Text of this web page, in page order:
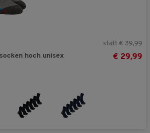
hoch unisex
statt € 39,99
€ 29,99